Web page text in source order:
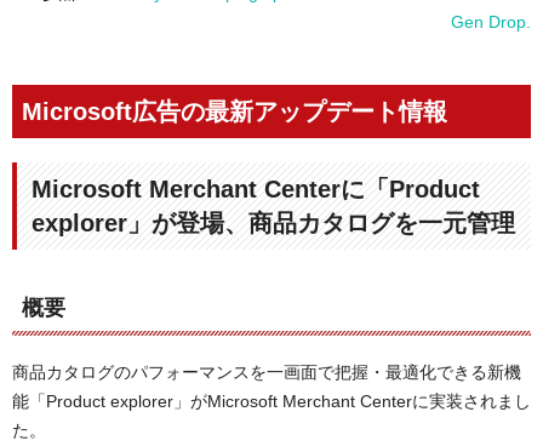
Gen Drop.
Microsoft広告の最新アップデート情報
Microsoft Merchant Centerに「Product
explorer」が登場、商品カタログを一元管理
概要
商品カタログのパフォーマンスを一画面で把握・最適化できる新機
能「Product explorer」がMicrosoft Merchant Centerに実装されまし
た。